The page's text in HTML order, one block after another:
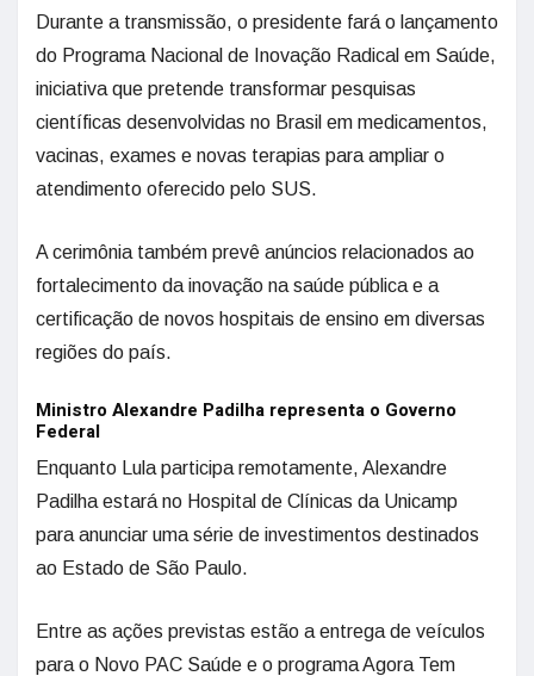
Durante a transmissão, o presidente fará o lançamento
do Programa Nacional de Inovação Radical em Saúde,
iniciativa que pretende transformar pesquisas
científicas desenvolvidas no Brasil em medicamentos,
vacinas, exames e novas terapias para ampliar o
atendimento oferecido pelo SUS.
A cerimônia também prevê anúncios relacionados ao
fortalecimento da inovação na saúde pública e a
certificação de novos hospitais de ensino em diversas
regiões do país.
Ministro Alexandre Padilha representa o Governo
Federal
Enquanto Lula participa remotamente, Alexandre
Padilha estará no Hospital de Clínicas da Unicamp
para anunciar uma série de investimentos destinados
ao Estado de São Paulo.
Entre as ações previstas estão a entrega de veículos
para o Novo PAC Saúde e o programa Agora Tem